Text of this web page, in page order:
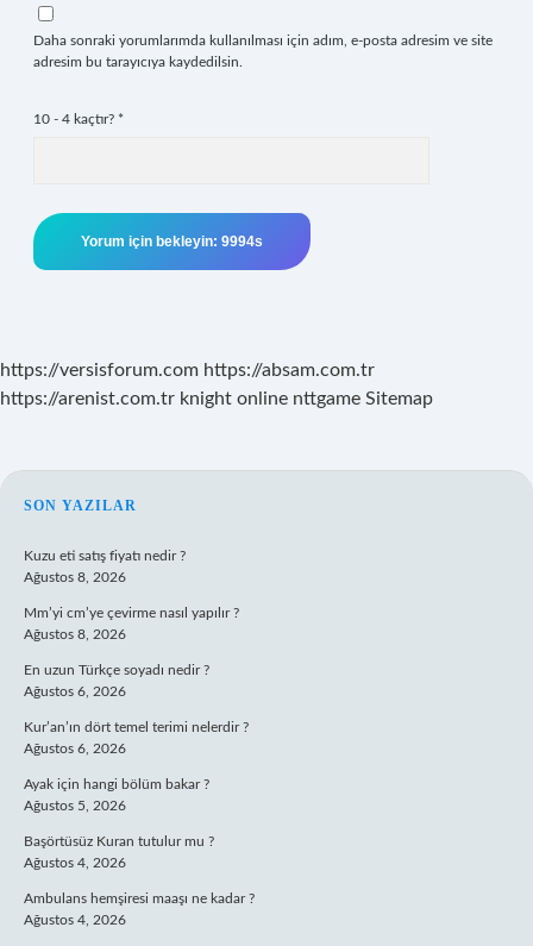
Daha sonraki yorumlarımda kullanılması için adım, e-posta adresim ve site
adresim bu tarayıcıya kaydedilsin.
10 - 4 kaçtır? *
https://versisforum.com https://absam.com.tr
https://arenist.com.tr knight online nttgame Sitemap
SIDEBAR
SON YAZILAR
Kuzu eti satış fiyatı nedir ?
Ağustos 8, 2026
Mm’yi cm’ye çevirme nasıl yapılır ?
Ağustos 8, 2026
En uzun Türkçe soyadı nedir ?
Ağustos 6, 2026
Kur’an’ın dört temel terimi nelerdir ?
Ağustos 6, 2026
Ayak için hangi bölüm bakar ?
Ağustos 5, 2026
Başörtüsüz Kuran tutulur mu ?
Ağustos 4, 2026
Ambulans hemşiresi maaşı ne kadar ?
Ağustos 4, 2026